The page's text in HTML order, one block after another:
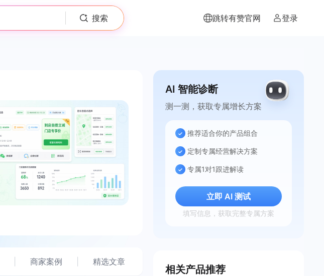
搜索 跳转有赞官网 登录
商家案例 精选文章
AI 智能诊断
测一测，获取专属增长方案
推荐适合你的产品组合
定制专属经营解决方案
专属1对1跟进解读
立即 AI 测试
填写信息，获取完整专属方案
相关产品推荐